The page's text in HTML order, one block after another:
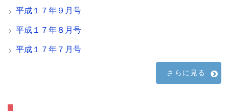
平成１７年９月号
平成１７年８月号
平成１７年７月号
さらに見る